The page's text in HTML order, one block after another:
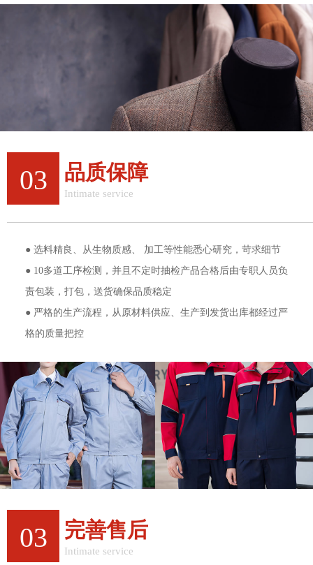
03 品质保障
Intimate service
● 选料精良、从生物质感、 加工等性能悉心研究，苛求细节
● 10多道工序检测，并且不定时抽检产品合格后由专职人员负
责包装，打包，送货确保品质稳定
● 严格的生产流程，从原材料供应、生产到发货出库都经过严
格的质量把控
03 完善售后
Intimate service